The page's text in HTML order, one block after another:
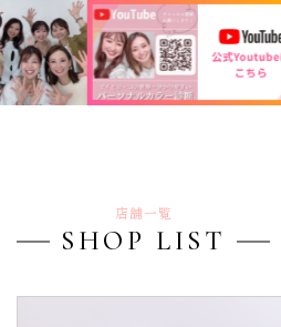
店舗一覧
SHOP LIST